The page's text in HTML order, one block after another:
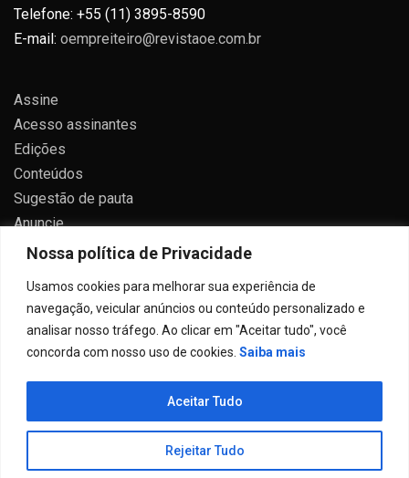
Nossa política de Privacidade
Usamos cookies para melhorar sua experiência de
navegação, veicular anúncios ou conteúdo personalizado e
analisar nosso tráfego. Ao clicar em "Aceitar tudo", você
concorda com nosso uso de cookies. Saiba mais
Rejeitar Tudo
Aceitar Tudo
Telefone: +55 (11) 3895-8590
E-mail: oempreiteiro@revistaoe.com.br
Assine
Acesso assinantes
Edições
Conteúdos
Sugestão de pauta
Anuncie
Contato
Todos direitos reservados 2024.
Proudly powered by WordPress|Theme: Allure News
Candid Themes